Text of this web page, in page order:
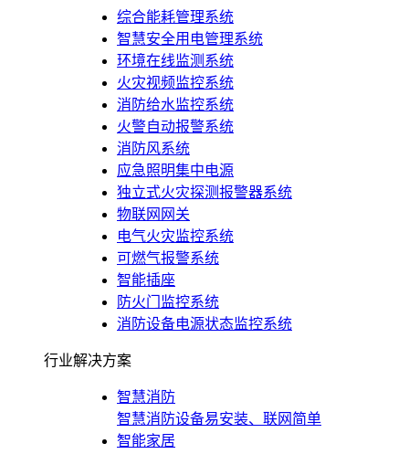
综合能耗管理系统
智慧安全用电管理系统
环境在线监测系统
火灾视频监控系统
消防给水监控系统
火警自动报警系统
消防风系统
应急照明集中电源
独立式火灾探测报警器系统
物联网网关
电气火灾监控系统
可燃气报警系统
智能插座
防火门监控系统
消防设备电源状态监控系统
行业解决方案
智慧消防
智慧消防设备易安装、联网简单
智能家居